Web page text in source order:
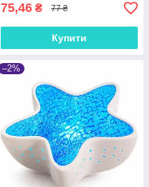
75,46 ₴ 77 ₴
Купити
–2%